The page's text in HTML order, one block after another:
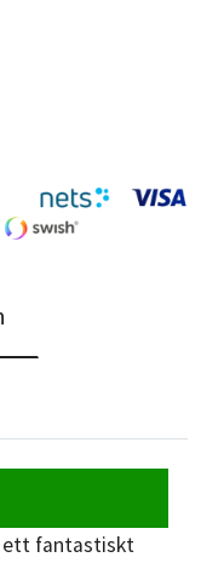
ett fantastiskt